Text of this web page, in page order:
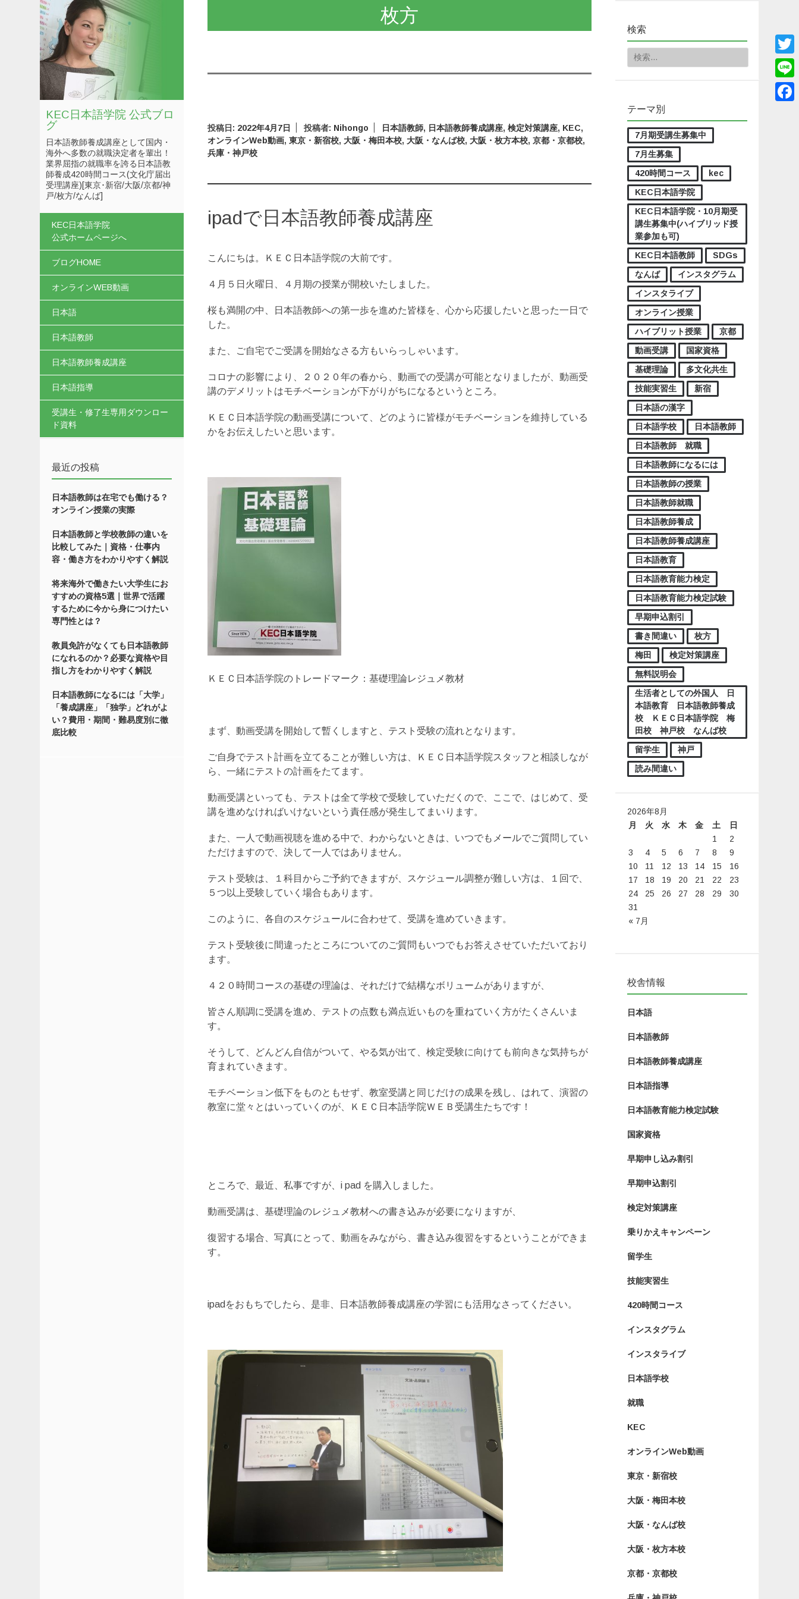
KEC日本語学院 公式ブロ
グ
日本語教師養成講座として国内・
海外へ多数の就職決定者を輩出！
業界屈指の就職率を誇る日本語教
師養成420時間コース(文化庁届出
受理講座)[東京･新宿/大阪/京都/神
戸/枚方/なんば]
コンテンツへスキップ
KEC日本語学院
公式ホームページへ
ブログHOME
オンラインWEB動画
日本語
日本語教師
日本語教師養成講座
日本語指導
受講生・修了生専用ダウンロー
ド資料
最近の投稿
日本語教師は在宅でも働ける？
オンライン授業の実際
日本語教師と学校教師の違いを
比較してみた｜資格・仕事内
容・働き方をわかりやすく解説
将来海外で働きたい大学生にお
すすめの資格5選｜世界で活躍
するために今から身につけたい
専門性とは？
教員免許がなくても日本語教師
になれるのか？必要な資格や目
指し方をわかりやすく解説
日本語教師になるには「大学」
「養成講座」「独学」どれがよ
い？費用・期間・難易度別に徹
底比較
検索
検索:
テーマ別
7月期受講生募集中
7月生募集
420時間コース
kec
KEC日本語学院
KEC日本語学院・10月期受
講生募集中(ハイブリッド授
業参加も可)
KEC日本語教師
SDGs
なんば
インスタグラム
インスタライブ
オンライン授業
ハイブリット授業
京都
動画受講
国家資格
基礎理論
多文化共生
技能実習生
新宿
日本語の漢字
日本語学校
日本語教師
日本語教師 就職
日本語教師になるには
日本語教師の授業
日本語教師就職
日本語教師養成
日本語教師養成講座
日本語教育
日本語教育能力検定
日本語教育能力検定試験
早期申込割引
書き間違い
枚方
梅田
検定対策講座
無料説明会
生活者としての外国人 日
本語教育 日本語教師養成
校 ＫＥＣ日本語学院 梅
田校 神戸校 なんば校
留学生
神戸
読み間違い
2026年8月
月
火 水 木 金 土 日
« 7月
1
2
3
4 5 6 7 8
9
10
11 12 13 14 15
16
17
18 19 20 21 22
23
24
25 26 27 28 29
30
31
校舎情報
日本語
日本語教師
日本語教師養成講座
日本語指導
日本語教育能力検定試験
国家資格
早期申し込み割引
早期申込割引
検定対策講座
乗りかえキャンペーン
留学生
技能実習生
420時間コース
インスタグラム
インスタライブ
日本語学校
就職
KEC
オンラインWeb動画
東京・新宿校
大阪・梅田本校
大阪・なんば校
大阪・枚方本校
京都・京都校
枚方
投稿日: 2022年4月7日 投稿者: Nihongo 日本語教師, 日本語教師養成講座,検定対策講座, KEC,
オンラインWeb動画,東京・新宿校, 大阪・梅田本校, 大阪・なんば校, 大阪・枚方本校,京都・京都校,
兵庫・神戸校
ipadで日本語教師養成講座
こんにちは。ＫＥＣ日本語学院の大前です。
４月５日火曜日、４月期の授業が開校いたしました。
桜も満開の中、日本語教師への第一歩を進めた皆様を、心から応援したいと思った一日で
した。
また、ご自宅でご受講を開始なさる方もいらっしゃいます。
コロナの影響により、２０２０年の春から、動画での受講が可能となりましたが、動画受
講のデメリットはモチベーションが下がりがちになるというところ。
ＫＥＣ日本語学院の動画受講について、どのように皆様がモチベーションを維持している
かをお伝えしたいと思います。
ＫＥＣ日本語学院のトレードマーク：基礎理論レジュメ教材
まず、動画受講を開始して暫くしますと、テスト受験の流れとなります。
ご自身でテスト計画を立てることが難しい方は、ＫＥＣ日本語学院スタッフと相談しなが
ら、一緒にテストの計画をたてます。
動画受講といっても、テストは全て学校で受験していただくので、ここで、はじめて、受
講を進めなければいけないという責任感が発生してまいります。
また、一人で動画視聴を進める中で、わからないときは、いつでもメールでご質問してい
ただけますので、決して一人ではありません。
テスト受験は、１科目からご予約できますが、スケジュール調整が難しい方は、１回で、
５つ以上受験していく場合もあります。
このように、各自のスケジュールに合わせて、受講を進めていきます。
テスト受験後に間違ったところについてのご質問もいつでもお答えさせていただいており
ます。
４２０時間コースの基礎の理論は、それだけで結構なボリュームがありますが、
皆さん順調に受講を進め、テストの点数も満点近いものを重ねていく方がたくさんいま
す。
そうして、どんどん自信がついて、やる気が出て、検定受験に向けても前向きな気持ちが
育まれていきます。
モチベーション低下をものともせず、教室受講と同じだけの成果を残し、はれて、演習の
教室に堂々とはいっていくのが、ＫＥＣ日本語学院ＷＥＢ受講生たちです！
ところで、最近、私事ですが、i pad を購入しました。
動画受講は、基礎理論のレジュメ教材への書き込みが必要になりますが、
復習する場合、写真にとって、動画をみながら、書き込み復習をするということができま
す。
ipadをおもちでしたら、是非、日本語教師養成講座の学習にも活用なさってください。
Line